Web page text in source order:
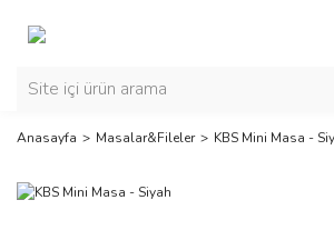
Anasayfa Masalar&Fileler KBS Mini Masa -